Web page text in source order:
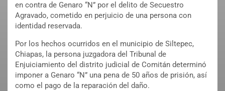
en contra de Genaro “N” por el delito de Secuestro
Agravado, cometido en perjuicio de una persona con
identidad reservada.
Por los hechos ocurridos en el municipio de Siltepec,
Chiapas, la persona juzgadora del Tribunal de
Enjuiciamiento del distrito judicial de Comitán determinó
imponer a Genaro “N” una pena de 50 años de prisión, así
como el pago de la reparación del daño.